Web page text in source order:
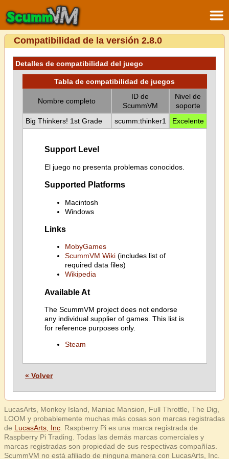
Compatibilidad de la versión 2.8.0
Detalles de compatibilidad del juego
Tabla de compatibilidad de juegos
Nombre completo
ID de
ScummVM
Nivel de
soporte
Big Thinkers! 1st Grade
scumm:thinker1 Excelente
Support Level
El juego no presenta problemas conocidos.
Supported Platforms
Macintosh
Windows
Links
MobyGames
ScummVM Wiki(includes list of
required data files)
Wikipedia
Available At
The ScummVM project does not endorse
any individual supplier of games. This list is
for reference purposes only.
Steam
« Volver
LucasArts, Monkey Island, Maniac Mansion, Full Throttle, The Dig,
LOOM y probablemente muchas más cosas son marcas registradas
de LucasArts, Inc . Raspberry Pi es una marca registrada de
Raspberry Pi Trading. Todas las demás marcas comerciales y
marcas registradas son propiedad de sus respectivas compañías.
ScummVM no está afiliado de ninguna manera con LucasArts, Inc.